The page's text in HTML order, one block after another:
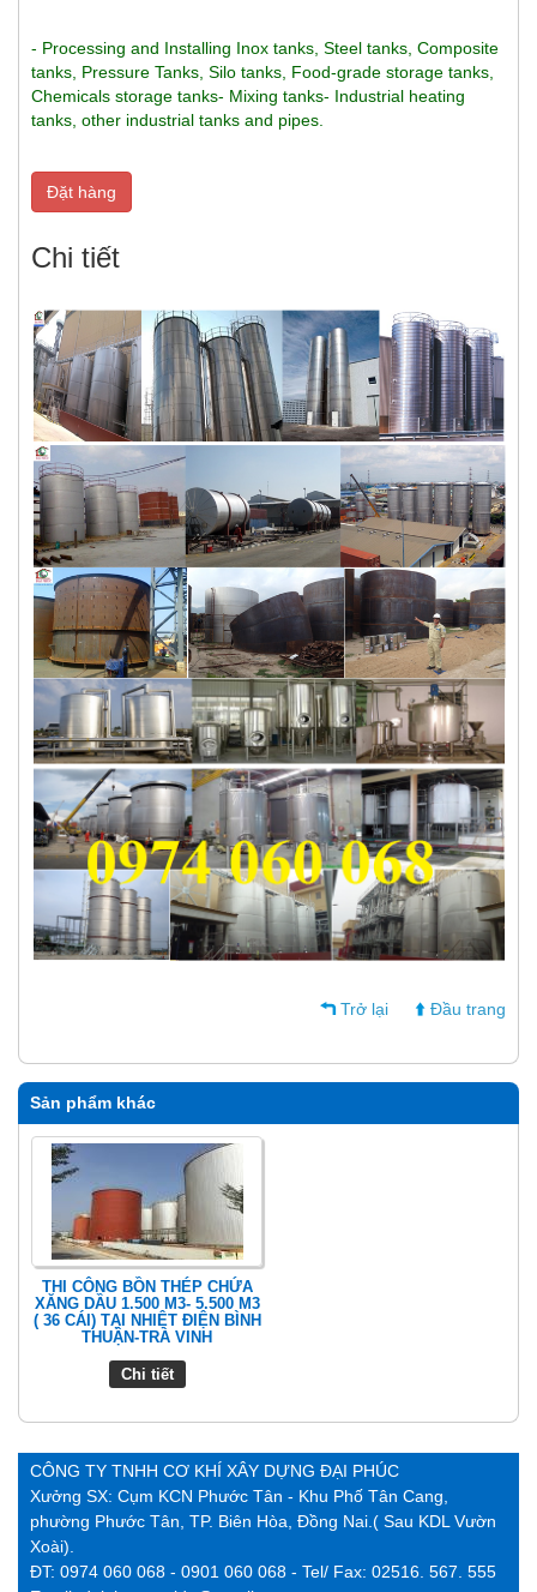
- Processing and Installing Inox tanks, Steel tanks, Composite
tanks, Pressure Tanks, Silo tanks, Food-grade storage tanks,
Chemicals storage tanks- Mixing tanks- Industrial heating
tanks, other industrial tanks and pipes.
Đặt hàng
Chi tiết
Trở lại Đầu trang
Sản phẩm khác
THI CÔNG BỒN THÉP CHỨA
XĂNG DẦU 1.500 M3- 5.500 M3
( 36 CÁI) TẠI NHIỆT ĐIỆN BÌNH
THUẬN-TRÀ VINH
Chi tiết
CÔNG TY TNHH CƠ KHÍ XÂY DỰNG ĐẠI PHÚC
Xưởng SX: Cụm KCN Phước Tân - Khu Phố Tân Cang,
phường Phước Tân, TP. Biên Hòa, Đồng Nai.( Sau KDL Vườn
Xoài).
ĐT: 0974 060 068 - 0901 060 068 - Tel/ Fax: 02516. 567. 555